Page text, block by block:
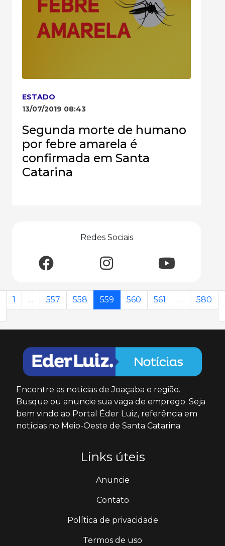
ESTADO
13/07/2019 08:43
Segunda morte de humano
por febre amarela é
confirmada em Santa
Catarina
Redes Sociais
1 … 557 558 559 560 561 … 580
Encontre as notícias de Joaçaba e região.
Busque ou anuncie sua vaga de emprego. Seja
bem vindo ao Portal Éder Luiz, referência em
notícias no Meio-Oeste de Santa Catarina.
Links úteis
Anuncie
Contato
Política de privacidade
Termos de uso